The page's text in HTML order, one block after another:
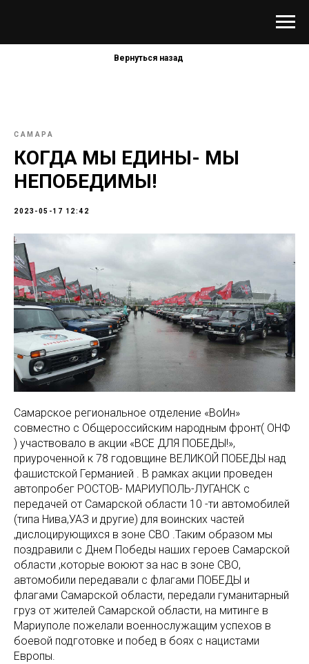
Вернуться назад
САМАРА
КОГДА МЫ ЕДИНЫ- МЫ
НЕПОБЕДИМЫ!
2023-05-17 12:42
Самарское региональное отделение «ВоИн»
совместно с Общероссийским народным фронт( ОНФ
) участвовало в акции «ВСЕ ДЛЯ ПОБЕДЫ!»,
приуроченной к 78 годовщине ВЕЛИКОЙ ПОБЕДЫ над
фашистской Германией . В рамках акции проведен
автопробег РОСТОВ- МАРИУПОЛЬ-ЛУГАНСК с
передачей от Самарской области 10 -ти автомобилей
(типа Нива,УАЗ и другие) для воинских частей
,дислоцирующихся в зоне СВО .Таким образом мы
поздравили с Днем Победы наших героев Самарской
области ,которые воюют за нас в зоне СВО,
автомобили передавали с флагами ПОБЕДЫ и
флагами Самарской области, передали гуманитарный
груз от жителей Самарской области, на митинге в
Мариуполе пожелали военнослужащим успехов в
боевой подготовке и побед в боях с нацистами
Европы.